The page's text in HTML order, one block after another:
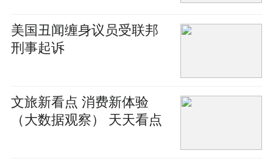
美国丑闻缠身议员受联邦
刑事起诉
文旅新看点 消费新体验
（大数据观察） 天天看点